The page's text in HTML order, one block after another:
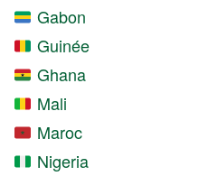
Gabon
Guinée
Ghana
Mali
Maroc
Nigeria